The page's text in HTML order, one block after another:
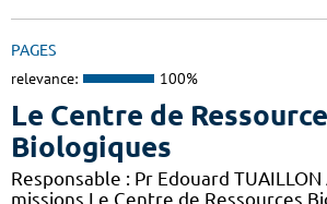
PAGES
relevance: 100%
Le Centre de
Biologiques
Responsable : Pr Edouard
missions Le Centre de Ressources